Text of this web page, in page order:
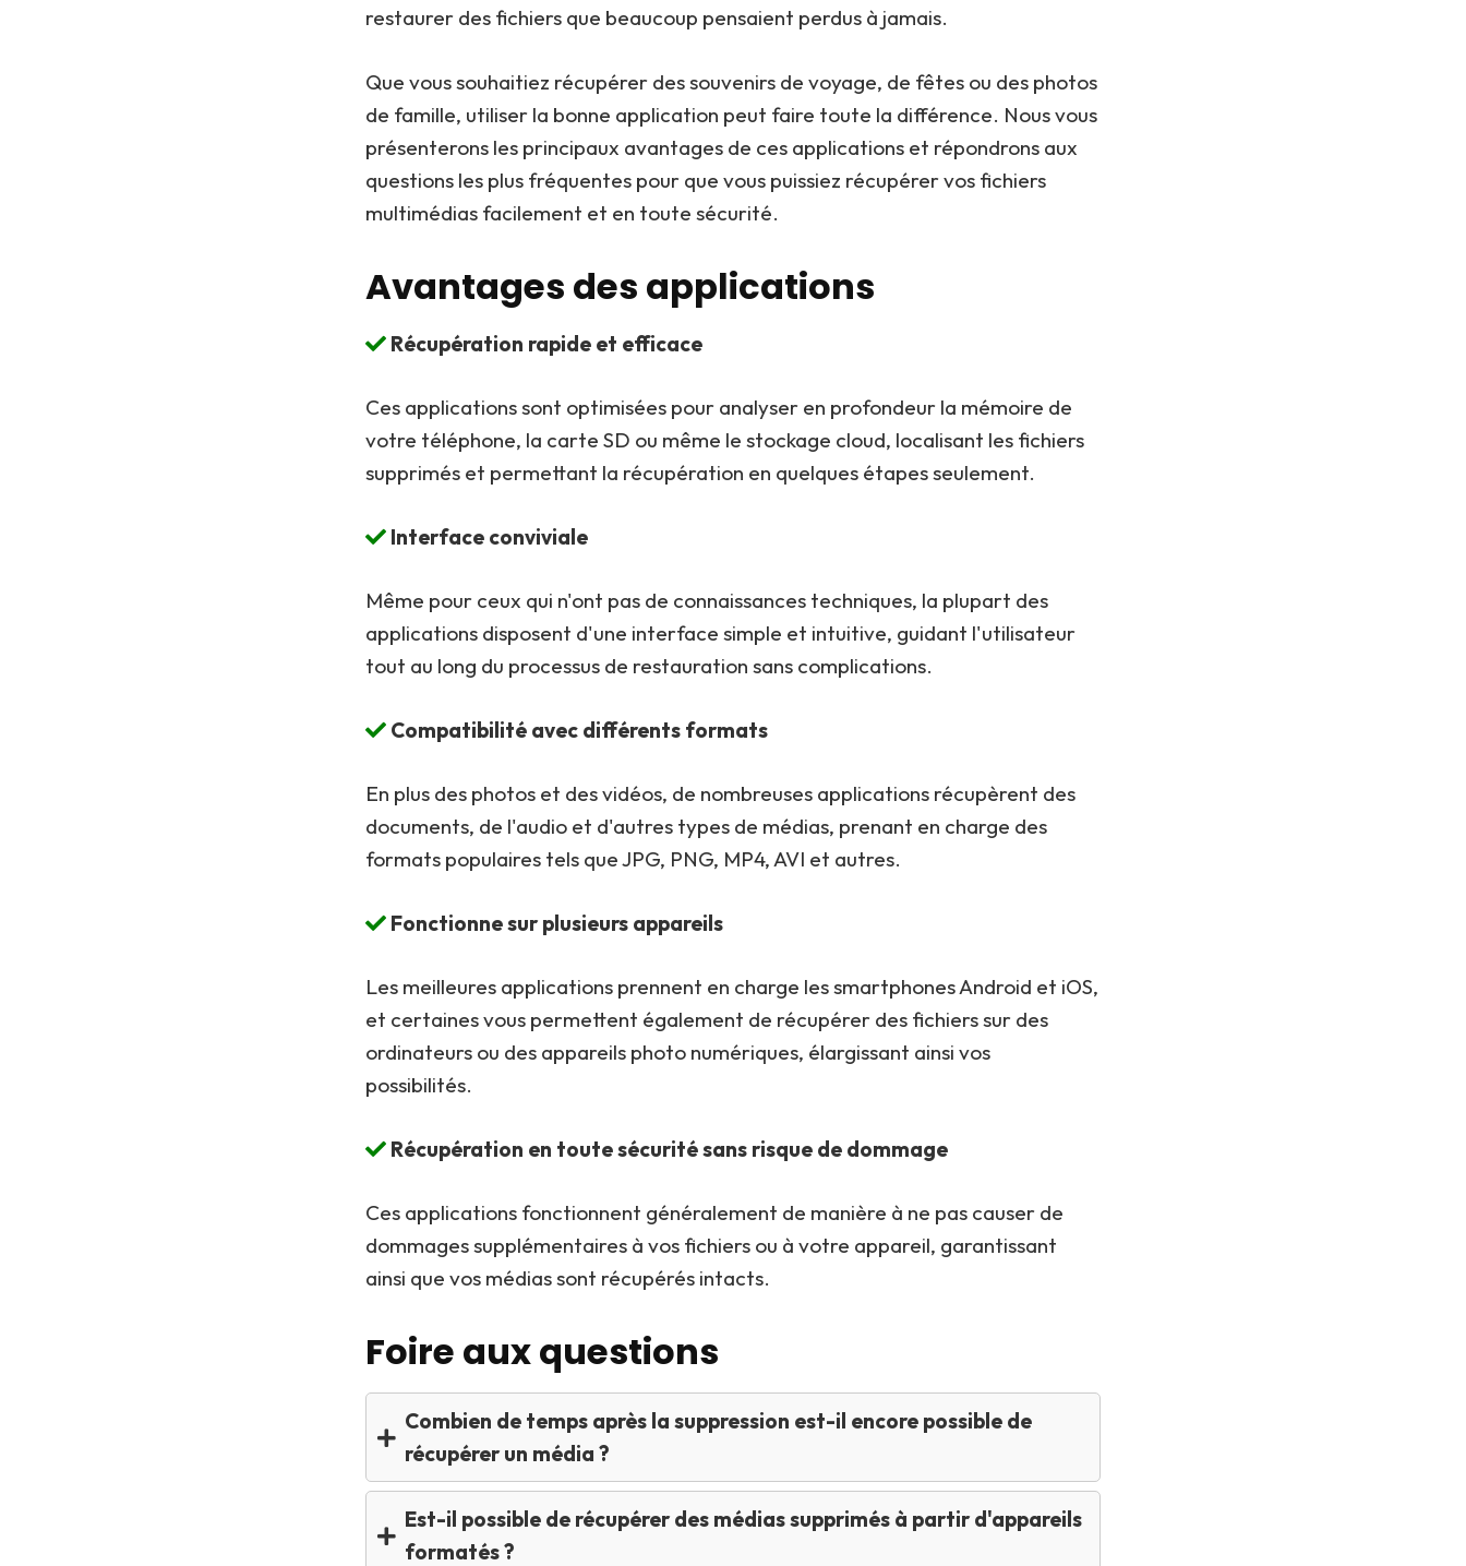
restaurer des fichiers que beaucoup pensaient perdus à jamais.
Que vous souhaitiez récupérer des souvenirs de voyage, de fêtes ou des photos
de famille, utiliser la bonne application peut faire toute la différence. Nous vous
présenterons les principaux avantages de ces applications et répondrons aux
questions les plus fréquentes pour que vous puissiez récupérer vos fichiers
multimédias facilement et en toute sécurité.
Avantages des applications
Récupération rapide et efficace
Ces applications sont optimisées pour analyser en profondeur la mémoire de
votre téléphone, la carte SD ou même le stockage cloud, localisant les fichiers
supprimés et permettant la récupération en quelques étapes seulement.
Interface conviviale
Même pour ceux qui n'ont pas de connaissances techniques, la plupart des
applications disposent d'une interface simple et intuitive, guidant l'utilisateur
tout au long du processus de restauration sans complications.
Compatibilité avec différents formats
En plus des photos et des vidéos, de nombreuses applications récupèrent des
documents, de l'audio et d'autres types de médias, prenant en charge des
formats populaires tels que JPG, PNG, MP4, AVI et autres.
Fonctionne sur plusieurs appareils
Les meilleures applications prennent en charge les smartphones Android et iOS,
et certaines vous permettent également de récupérer des fichiers sur des
ordinateurs ou des appareils photo numériques, élargissant ainsi vos
possibilités.
Récupération en toute sécurité sans risque de dommage
Ces applications fonctionnent généralement de manière à ne pas causer de
dommages supplémentaires à vos fichiers ou à votre appareil, garantissant
ainsi que vos médias sont récupérés intacts.
Foire aux questions
Combien de temps après la suppression est-il encore possible de
récupérer un média ?
Est-il possible de récupérer des médias supprimés à partir d'appareils
formatés ?